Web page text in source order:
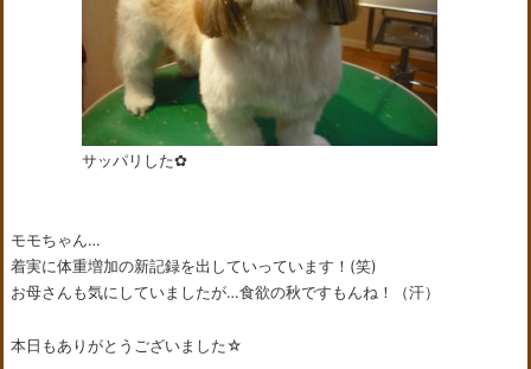
サッパリした✿
モモちゃん…
着実に体重増加の新記録を出していっています！(笑)
お母さんも気にしていましたが…食欲の秋ですもんね！（汗）
本日もありがとうございました☆